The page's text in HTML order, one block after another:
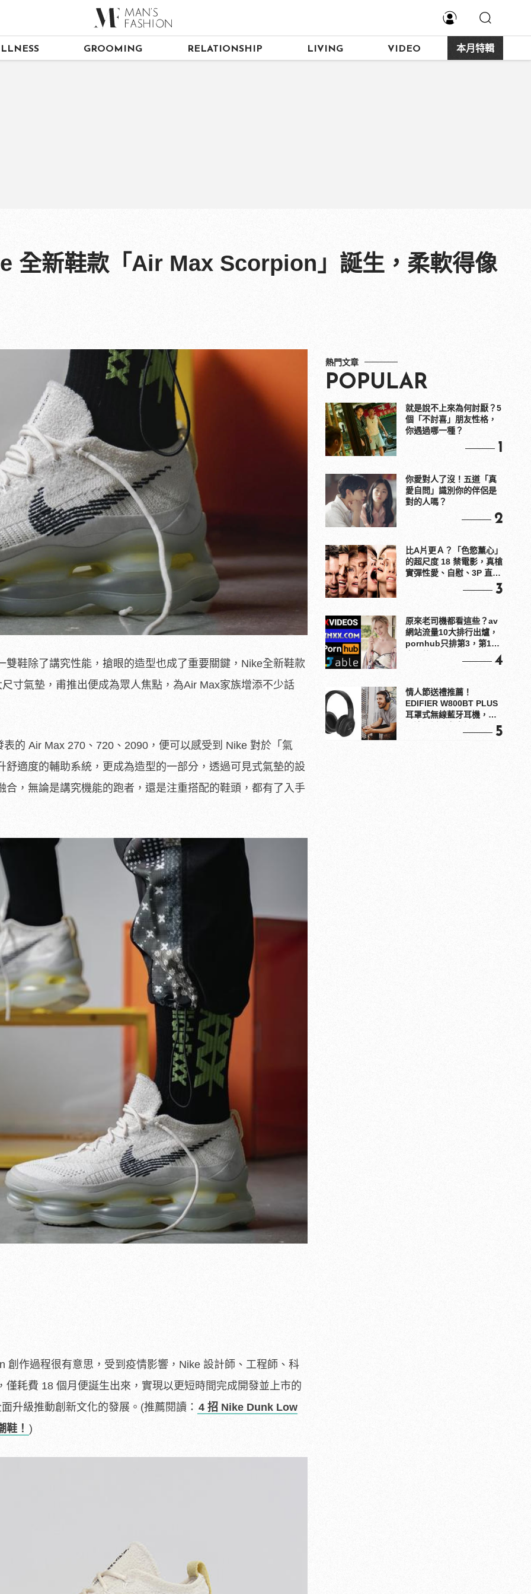
GROOMING RELATIONSHIP LIVING VIDEO 本月特輯
全新鞋款「Air Max Scorpion」誕生，柔軟得像
雙鞋除了講究性能，搶眼的造型也成了重要關鍵，Nike全新鞋款
寸氣墊，甫推出便成為眾人焦點，為Air Max家族增添不少話
的 Air Max 270、720、2090，便可以感受到 Nike 對於「氣
舒適度的輔助系統，更成為造型的一部分，透過可見式氣墊的設
合，無論是講究機能的跑者，還是注重搭配的鞋頭，都有了入手
創作過程很有意思，受到疫情影響，Nike 設計師、工程師、科
僅耗費 18 個月便誕生出來，實現以更短時間完成開發並上市的
升級推動創新文化的發展。(推薦閱讀： 4 招 Nike Dunk Low
鞋！ )
熱門文章
POPULAR
就是說不上來為何討厭？5
個「不討喜」朋友性格，
你遇過哪一種？
1
你愛對人了沒！五道「真
愛自問」識別你的伴侶是
對的人嗎？
2
比A片更Ａ？「色慾薰心」
的超尺度 18 禁電影，真槍
實彈性愛、自慰、3P 直接
3
原來老司機都看這些？av
網站流量10大排行出爐，
pornhub只排第3，第1名
4
情人節送禮推薦！
EDIFIER W800BT PLUS
耳罩式無線藍牙耳機，在
5